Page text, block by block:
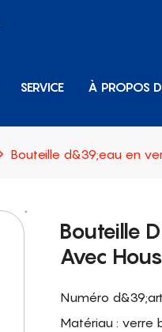
SERVICE À PROPOS
Bouteille d&39;eau en
Bouteille
Avec
Numéro
Matériau : verre